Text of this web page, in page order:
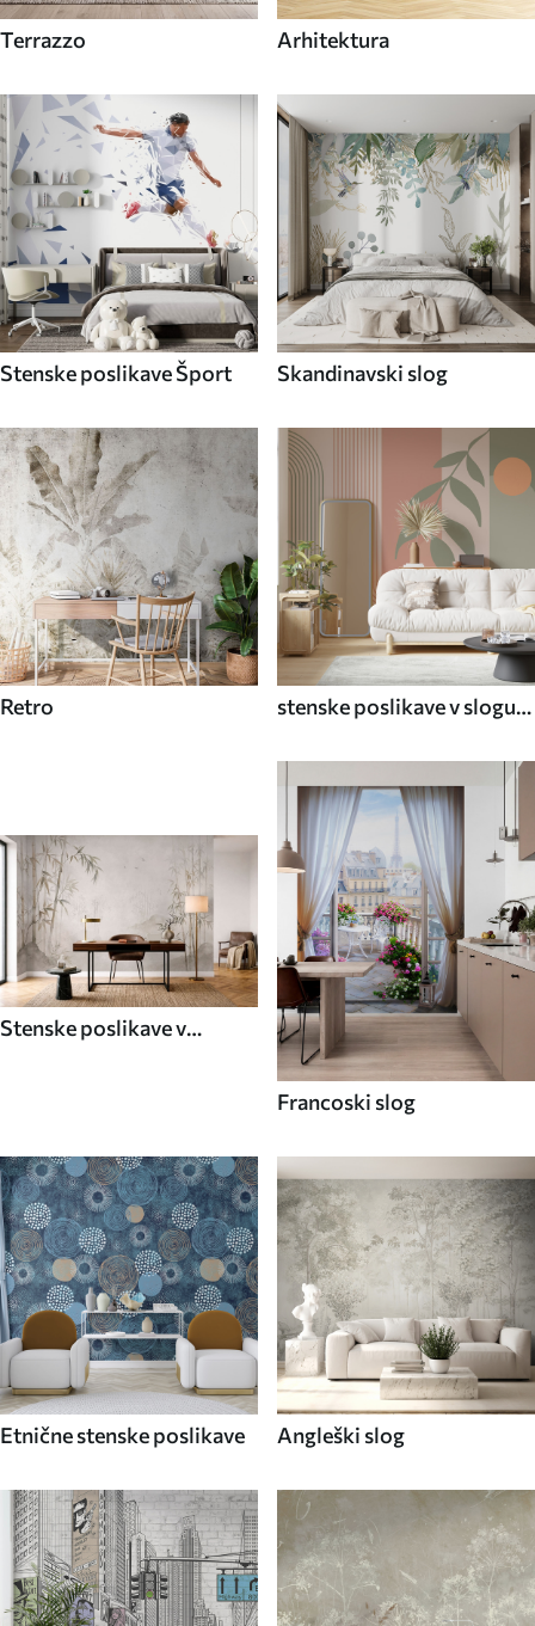
Terrazzo Arhitektura
Stenske poslikave Šport Skandinavski slog
Retro
stenske poslikave v slogu
Stenske poslikave v
Francoski slog
Etnične stenske poslikave Angleški slog